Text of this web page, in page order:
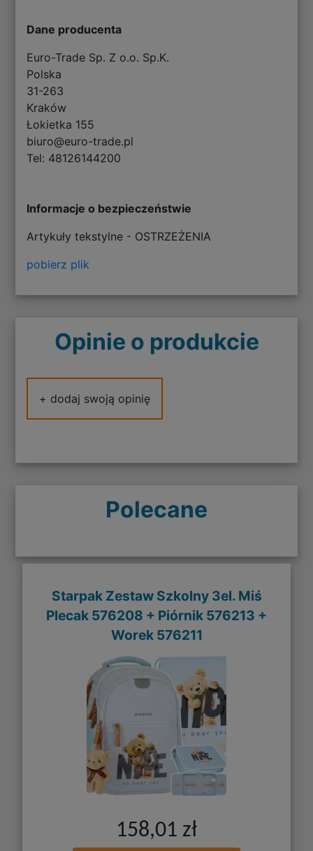
Dane producenta
Euro-Trade Sp. Z o.o. Sp.K.
Polska
31-263
Kraków
Łokietka 155
biuro@euro-trade.pl
Tel: 48126144200
Informacje o bezpieczeństwie
Artykuły tekstylne - OSTRZEŻENIA
pobierz plik
Opinie o produkcie
+ dodaj swoją opinię
Polecane
Starpak Zestaw Szkolny 3el. Miś
Plecak 576208 + Piórnik 576213 +
Worek 576211
158,01 zł